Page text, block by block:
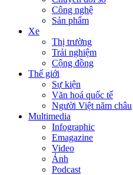
Công nghệ
Sản phẩm
Xe
Thị trường
Trải nghiệm
Cộng đồng
Thế giới
Sự kiện
Văn hoá quốc tế
Người Việt năm châu
Multimedia
Infographic
Emagazine
Video
Ảnh
Podcast